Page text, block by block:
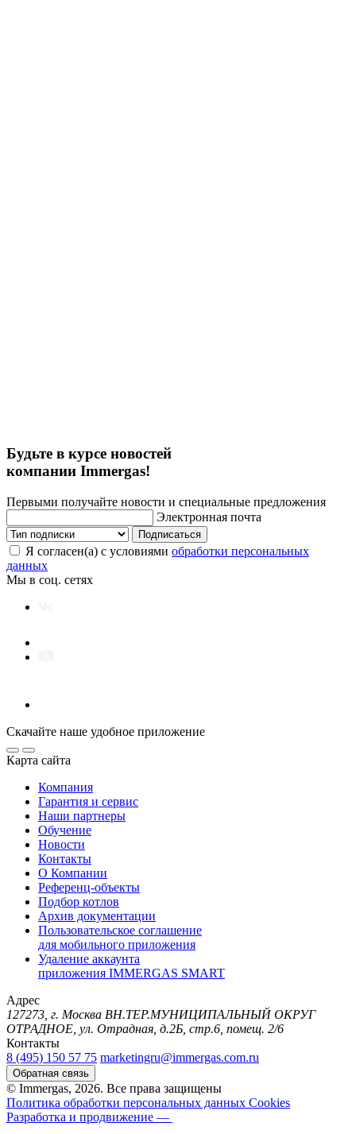
Будьте в курсе новостей
компании Immergas!
Первыми получайте новости и специальные предложения
Электронная почта
Подписаться
Я согласен(а) с условиями обработки персональных
данных
Мы в соц. сетях
Скачайте наше удобное приложение
Карта сайта
Компания
Гарантия и сервис
Наши партнеры
Обучение
Новости
Контакты
О Компании
Референц-объекты
Подбор котлов
Архив документации
Пользовательское соглашение
для мобильного приложения
Удаление аккаунта
приложения IMMERGAS SMART
Адрес
127273, г. Москва ВН.ТЕР.МУНИЦИПАЛЬНЫЙ ОКРУГ
ОТРАДНОЕ, ул. Отрадная, д.2Б, стр.6, помещ. 2/6
Контакты
8 (495) 150 57 75 marketingru@immergas.com.ru
Обратная связь
© Immergas, 2026. Все права защищены
Политика обработки персональных данных Cookies
Разработка и продвижение —